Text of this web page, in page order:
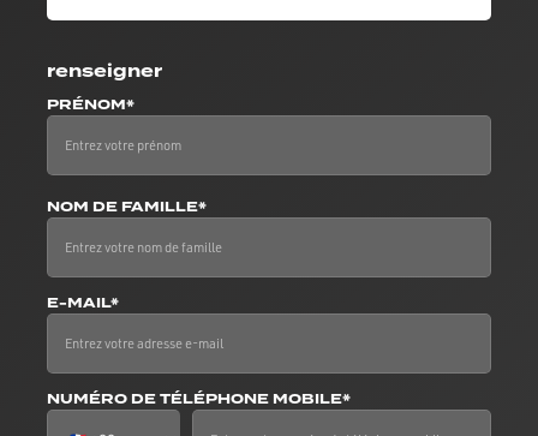
renseigner
PRÉNOM*
NOM DE FAMILLE*
E-MAIL*
NUMÉRO DE TÉLÉPHONE MOBILE*